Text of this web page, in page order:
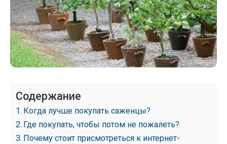
Содержание
Когда лучше покупать саженцы?
Где покупать, чтобы потом не пожалеть?
Почему стоит присмотреться к интернет-